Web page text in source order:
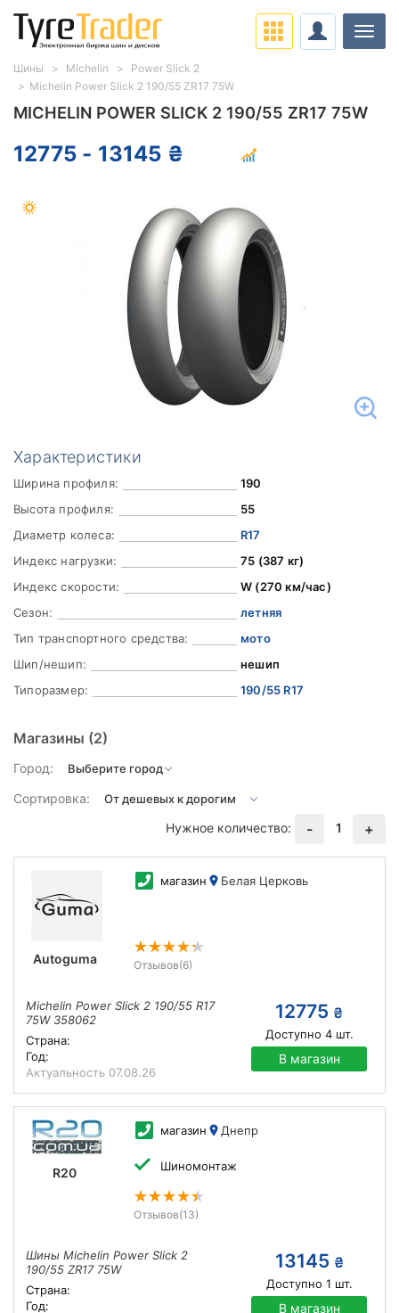
MICHELIN POWER SLICK 2 190/55 ZR17 75W
12775 - 13145 ₴
Характеристики
Ширина профиля:
190
Высота профиля:
55
Диаметр колеса:
R17
Индекс нагрузки:
75 (387 кг)
Индекс скорости:
W (270 км/час)
Сезон:
летняя
Тип транспортного средства:
мото
Шип/нешип:
нешип
Типоразмер:
190/55 R17
Магазины (2)
Город:
Сортировка:
Нужное количество:
- 1 +
Autoguma
магазин Белая Церковь
Отзывов(6)
Michelin Power Slick 2 190/55 R17
75W 358062
Страна:
Год:
Актуальность 07.08.26
12775 ₴
Доступно 4шт.
В магазин
R20
магазин Днепр
Шиномонтаж
Отзывов(13)
Шины Michelin Power Slick 2
190/55 ZR17 75W
Страна:
Год:
13145 ₴
Доступно 1 шт.
В магазин
Шины Michelin
Power Slick 2
Michelin Power Slick 2 190/55 ZR17 75W